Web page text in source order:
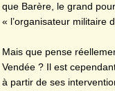
que Barère, le grand
« l’organisateur militaire
Mais que pense
Vendée ? Il est
à partir de ses